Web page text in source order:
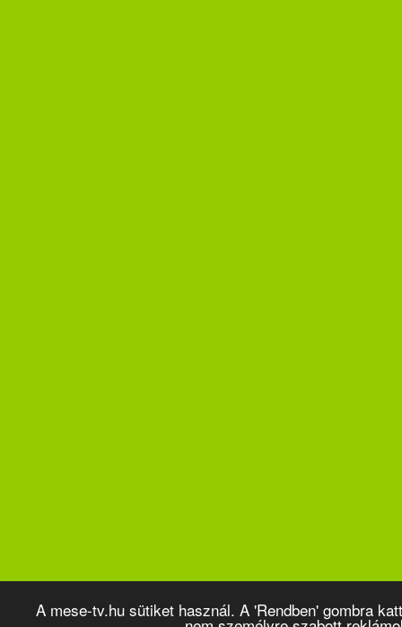
A mese-tv.hu sütiket használ. A 'Rendben' gombra